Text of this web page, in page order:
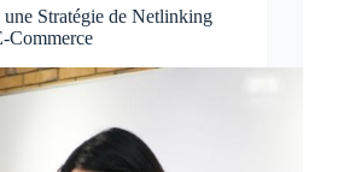
Stratégie de Netlinking
Commerce